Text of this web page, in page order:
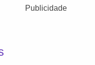
Publicidade